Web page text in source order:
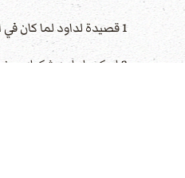
1 قصيدة لداود لما كان في المغارة. صلاة بصوتي الى الرب اصرخ بصوتي الى الرب اتضرع.
2 اسكب امامه شكواي. بضيقي قدامه اخبر